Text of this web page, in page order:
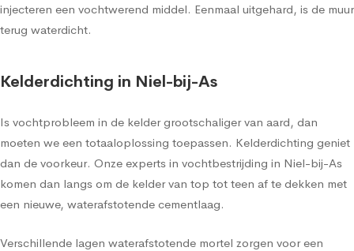
injecteren een vochtwerend middel. Eenmaal uitgehard, is de muur
terug waterdicht.
Kelderdichting in Niel-bij-As
Is vochtprobleem in de kelder grootschaliger van aard, dan
moeten we een totaaloplossing toepassen. Kelderdichting geniet
dan de voorkeur. Onze experts in vochtbestrijding in Niel-bij-As
komen dan langs om de kelder van top tot teen af te dekken met
een nieuwe, waterafstotende cementlaag.
Verschillende lagen waterafstotende mortel zorgen voor een